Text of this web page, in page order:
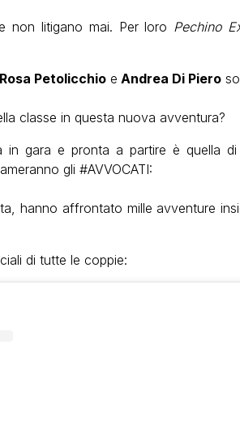
non litigano mai. Per loro Pechino
Petolicchioe Andrea Di Piero
classe in questa nuova avventura?
in gara e pronta a partire è quella di
gli #AVVOCATI:
hanno affrontato mille avventure
di tutte le coppie: